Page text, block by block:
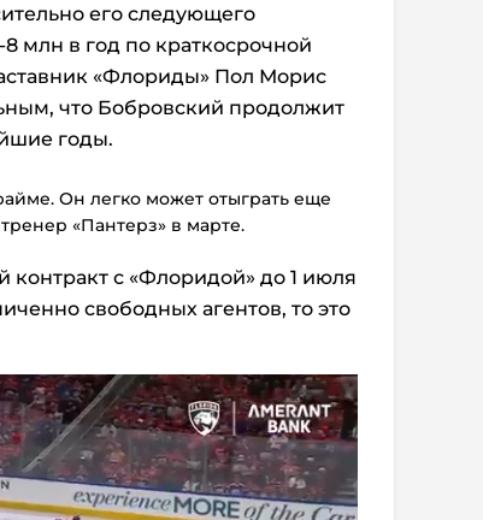
его следующего
8 млн в год по краткосрочной
«Флориды» Пол Морис
что Бобровский продолжит
годы.
Он легко может отыграть еще
«Пантерз» в марте.
с «Флоридой» до 1 июля
свободных агентов, то это